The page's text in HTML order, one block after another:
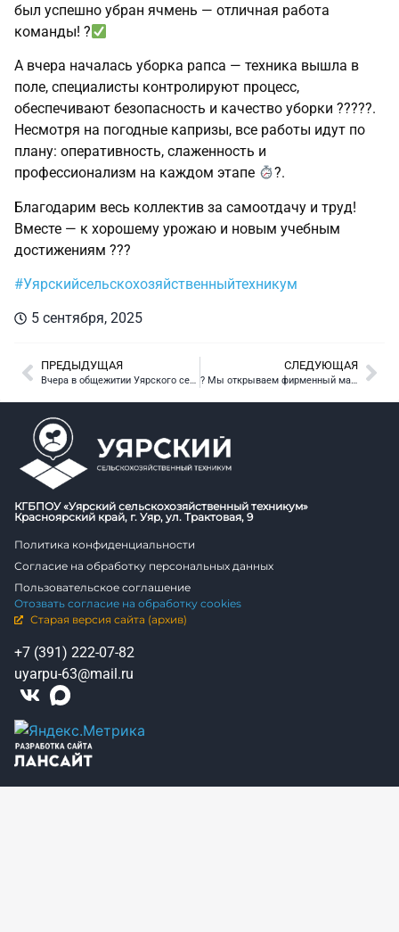
был успешно убран ячмень — отличная работа
команды! ?
А вчера началась уборка рапса — техника вышла в
поле, специалисты контролируют процесс,
обеспечивают безопасность и качество уборки ??‍??‍?.
Несмотря на погодные капризы, все работы идут по
плану: оперативность, слаженность и
профессионализм на каждом этапе
?.
Благодарим весь коллектив за самоотдачу и труд!
Вместе — к хорошему урожаю и новым учебным
достижениям ???
#Уярскийсельскохозяйственныйтехникум
5 сентября, 2025
ПРЕДЫДУЩАЯ
Вчера в общежитии Уярского сельскохозяйственного техникума прошло собрание по правилам проживания и пожарной безопасности ??
СЛЕДУЮЩАЯ
? Мы открываем фирменный магазин Уярского сельскохозяйственного техникума! ?
КГБПОУ «Уярский сельскохозяйственный техникум»
Красноярский край, г. Уяр, ул. Трактовая, 9
Политика конфиденциальности
Согласие на обработку персональных данных
Пользовательское соглашение
Отозвать согласие на обработку cookies
Старая версия сайта (архив)
+7 (391) 222-07-82
uyarpu-63@mail.ru